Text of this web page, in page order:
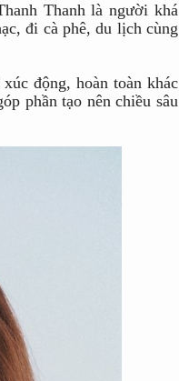
Thanh là người khá
đi cà phê, du lịch cùng
động, hoàn toàn khác
phần tạo nên chiều sâu